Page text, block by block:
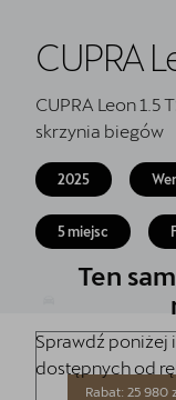
Akcesoria CUPRA
CUPRA for
Kontakt
CUPRA
CUPRA Leon 1.5
skrzynia biegów
2025
5 miejsc
Ten
Sprawdź
dostępnych od
Rabat: 25 980